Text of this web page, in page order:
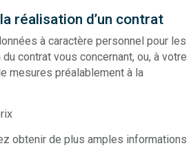
réalisation d’un contrat
à caractère personnel pour les
contrat vous concernant, ou, à votre
mesures préalablement à la
obtenir de plus amples informations